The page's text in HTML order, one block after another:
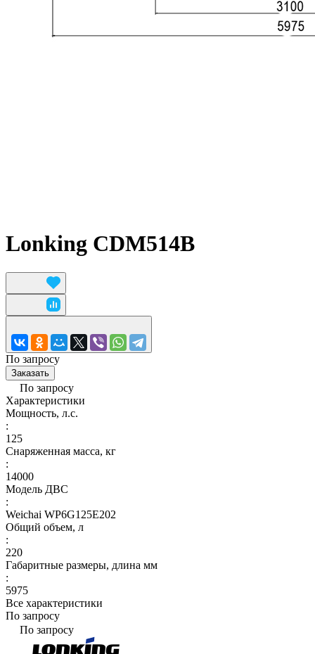
Lonking CDM514B
По запросу
Заказать
По запросу
Характеристики
Мощность, л.с.
:
125
Снаряженная масса, кг
:
14000
Модель ДВС
:
Weichai WP6G125E202
Общий объем, л
:
220
Габаритные размеры, длина мм
:
5975
Все характеристики
По запросу
По запросу